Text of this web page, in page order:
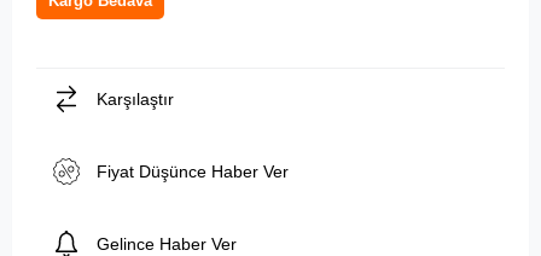
Karşılaştır
Fiyat Düşünce Haber Ver
Gelince Haber Ver